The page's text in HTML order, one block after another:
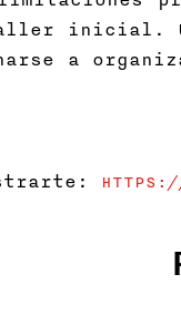
inicial. Un
a